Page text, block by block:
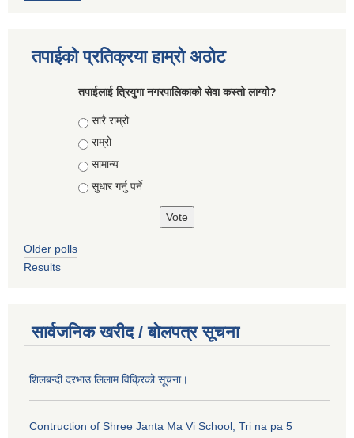
तपाईको प्रतिक्रया हाम्रो अठोट
तपाईलाई त्रियुगा नगरपालिकाको सेवा कस्तो लाग्यो?
Choices
सारै राम्रो
राम्रो
सामान्य
सुधार गर्नु पर्ने
Older polls
Results
सार्वजनिक खरीद / बोलपत्र सूचना
शिलबन्दी दरभाउ लिलाम विक्रिको सूचना।
Contruction of Shree Janta Ma Vi School, Tri na pa 5